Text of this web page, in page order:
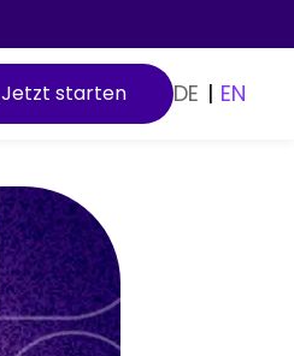
Jetzt starten DE | EN